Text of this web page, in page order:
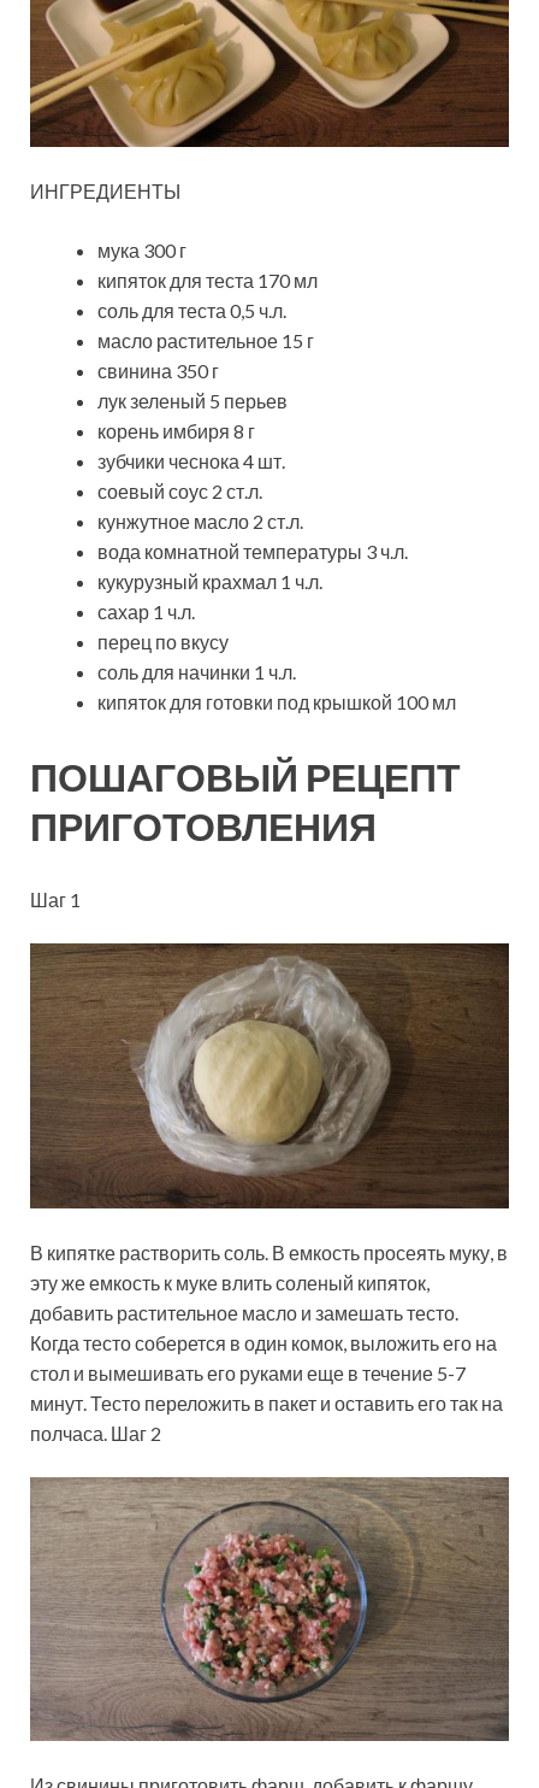
ИНГРЕДИЕНТЫ
мука 300 г
кипяток для теста 170 мл
соль для теста 0,5 ч.л.
масло растительное 15 г
свинина 350 г
лук зеленый 5 перьев
корень имбиря 8 г
зубчики чеснока 4 шт.
соевый соус 2 ст.л.
кунжутное масло 2 ст.л.
вода комнатной температуры 3 ч.л.
кукурузный крахмал 1 ч.л.
сахар 1 ч.л.
перец по вкусу
соль для начинки 1 ч.л.
кипяток для готовки под крышкой 100 мл
ПОШАГОВЫЙ РЕЦЕПТ
ПРИГОТОВЛЕНИЯ
Шаг 1
В кипятке растворить соль. В емкость просеять муку, в
эту же емкость к муке влить соленый кипяток,
добавить растительное масло и замешать тесто.
Когда тесто соберется в один комок, выложить его на
стол и вымешивать его руками еще в течение 5-7
минут. Тесто переложить в пакет и оставить его так на
полчаса. Шаг 2